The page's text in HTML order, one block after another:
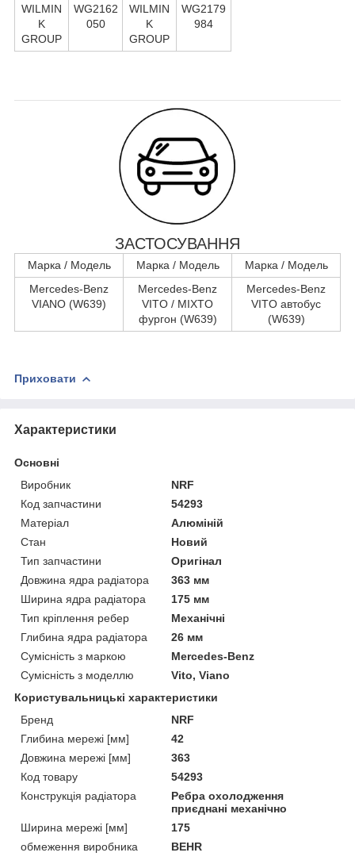
WILMIN
K
GROUP
WG2162
050
WILMIN
K
GROUP
WG2179
984
ЗАСТОСУВАННЯ
Марка / Модель Марка / Модель
Марка / Модель
Mercedes-Benz
VIANO (W639)
Mercedes-Benz
VITO / MIXTO
фургон (W639)
Mercedes-Benz
VITO автобус
(W639)
Приховати
Характеристики
Основні
Виробник
NRF
Код запчастини
54293
Матеріал
Алюміній
Стан
Новий
Тип запчастини
Оригінал
Довжина ядра радіатора
363 мм
Ширина ядра радіатора
175 мм
Тип кріплення ребер
Механічні
Глибина ядра радіатора
26 мм
Сумісність з маркою
Mercedes-Benz
Сумісність з моделлю
Vito, Viano
Користувальницькі характеристики
Бренд
NRF
Глибина мережі [мм]
42
Довжина мережі [мм]
363
Код товару
54293
Конструкція радіатора
Ребра охолодження
приєднані механічно
Ширина мережі [мм]
175
обмеження виробника
BEHR